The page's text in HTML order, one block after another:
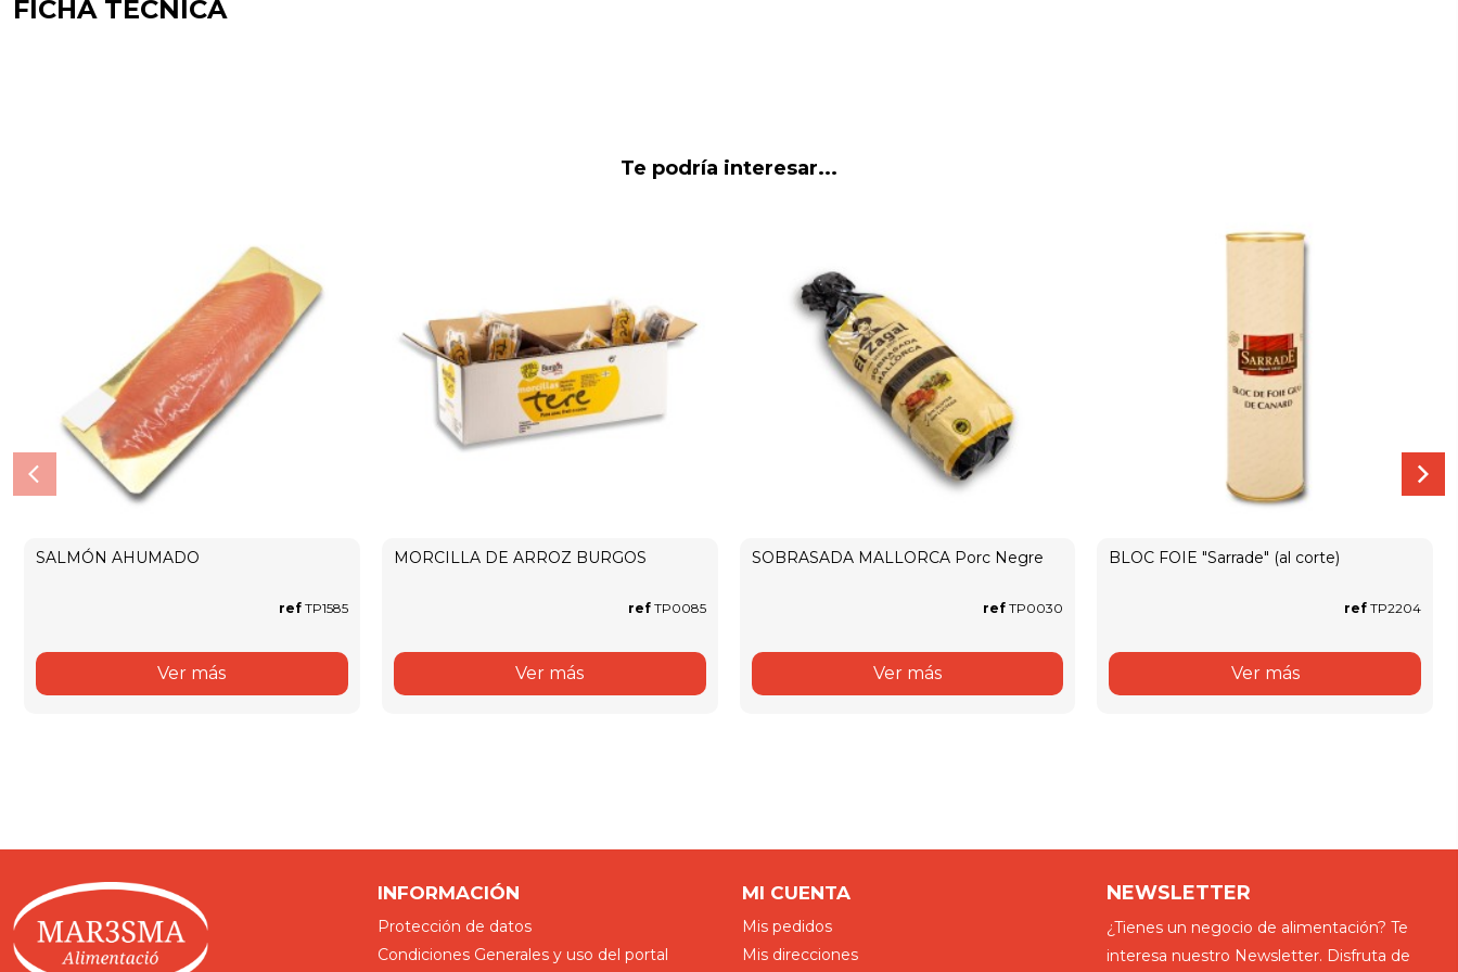
FICHA TÉCNICA
Te podría interesar...
SALMÓN AHUMADO
refTP1585
Ver más
MORCILLA DE ARROZ BURGOS
refTP0085
Ver más
SOBRASADA MALLORCA Porc Negre
ref TP0030
Ver más
BLOC FOIE "Sarrade" (al corte)
ref TP2204
Ver más
INFORMACIÓN
Protección de datos
Condiciones Generales y uso del portal
MI CUENTA
Mis pedidos
Mis direcciones
NEWSLETTER
¿Tienes un negocio de alimentación? Te
interesa nuestro Newsletter. Disfruta de